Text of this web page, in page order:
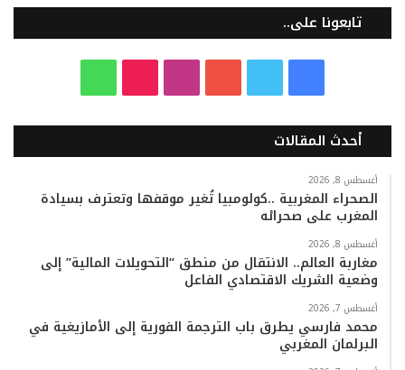
تابعونا على..
س
و
ك
ي
ت
ت
ي
ب
س
ر
م
k
T
k
ت
ب
أحدث المقالات
أغسطس 8, 2026
الصحراء المغربية ..كولومبيا تُغير موقفها وتعترف بسيادة
المغرب على صحرائه
أغسطس 8, 2026
مغاربة العالم.. الانتقال من منطق “التحويلات المالية” إلى
وضعية الشريك الاقتصادي الفاعل
أغسطس 7, 2026
محمد فارسي يطرق باب الترجمة الفورية إلى الأمازيغية في
البرلمان المغربي